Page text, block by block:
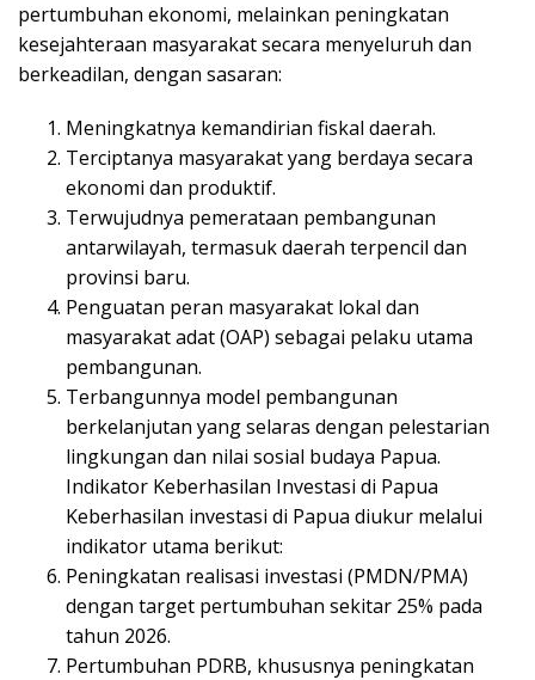
pertumbuhan ekonomi, melainkan peningkatan
kesejahteraan masyarakat secara menyeluruh dan
berkeadilan, dengan sasaran:
Meningkatnya kemandirian fiskal daerah.
Terciptanya masyarakat yang berdaya secara
ekonomi dan produktif.
Terwujudnya pemerataan pembangunan
antarwilayah, termasuk daerah terpencil dan
provinsi baru.
Penguatan peran masyarakat lokal dan
masyarakat adat (OAP) sebagai pelaku utama
pembangunan.
Terbangunnya model pembangunan
berkelanjutan yang selaras dengan pelestarian
lingkungan dan nilai sosial budaya Papua.
Indikator Keberhasilan Investasi di Papua
Keberhasilan investasi di Papua diukur melalui
indikator utama berikut:
Peningkatan realisasi investasi (PMDN/PMA)
dengan target pertumbuhan sekitar 25% pada
tahun 2026.
Pertumbuhan PDRB, khususnya peningkatan